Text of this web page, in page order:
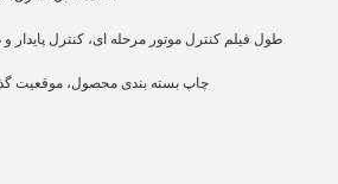
طول فیلم کنترل موتور مرحله ای، کنترل پایدار
چاپ بسته بندی محصول، موقعیت